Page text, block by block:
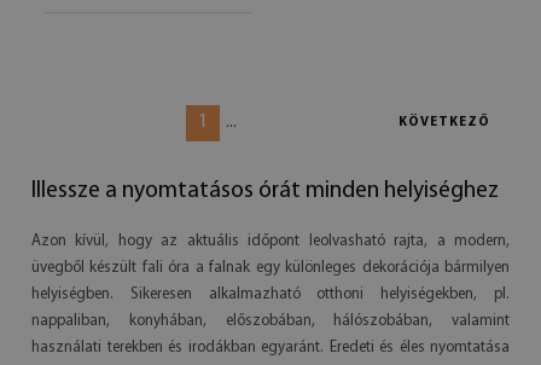
1 ... KÖVETKEZŐ
Illessze a nyomtatásos órát minden helyiséghez
Azon kívül, hogy az aktuális időpont leolvasható rajta, a modern,
üvegből készült fali óra a falnak egy különleges dekorációja bármilyen
helyiségben. Sikeresen alkalmazható otthoni helyiségekben, pl.
nappaliban, konyhában, előszobában, hálószobában, valamint
használati terekben és irodákban egyaránt. Eredeti és éles nyomtatása